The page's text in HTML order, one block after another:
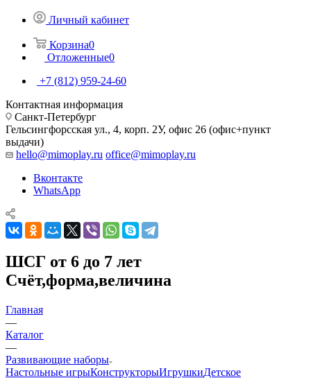
Личный кабинет
Корзина0
Отложенные0
+7 (812) 959-24-60
Контактная информация
Санкт-Петербург
Гельсингфорсская ул., 4, корп. 2У, офис 26 (офис+пункт
выдачи)
hello@mimoplay.ru office@mimoplay.ru
Вконтакте
WhatsApp
ШСГ от 6 до 7 лет
Счёт,форма,величина
Главная
—
Каталог
—
Развивающие наборы
Настольные игрыКонструкторыИгрушкиДетское